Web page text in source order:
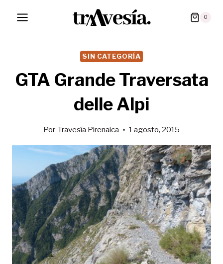
0
SIN CATEGORÍA
GTA Grande Traversata
delle Alpi
Por Travesía Pirenaica 1 agosto, 2015